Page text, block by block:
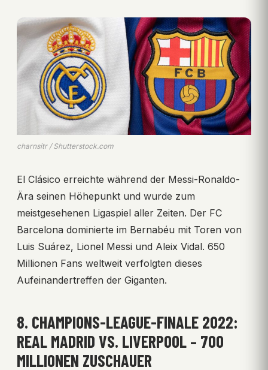
charnsitr / Shutterstock.com
El Clásico erreichte während der Messi-Ronaldo-
Ära seinen Höhepunkt und wurde zum
meistgesehenen Ligaspiel aller Zeiten. Der FC
Barcelona dominierte im Bernabéu mit Toren von
Luis Suárez, Lionel Messi und Aleix Vidal. 650
Millionen Fans weltweit verfolgten dieses
Aufeinandertreffen der Giganten.
8. CHAMPIONS-LEAGUE-FINALE 2022:
REAL MADRID VS. LIVERPOOL – 700
MILLIONEN ZUSCHAUER